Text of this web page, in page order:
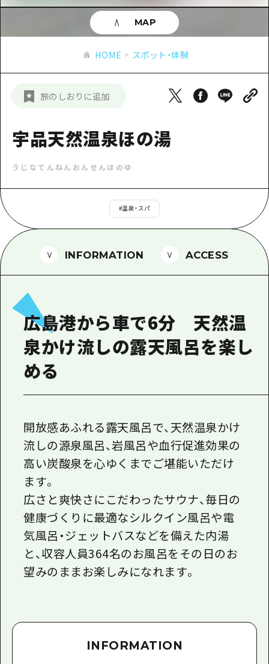
ショッピング
スポーツ
ナイトライフ
定番
安芸
備北
芸北
山口県東部
弾丸
日帰り
2泊3日
備後
備北
芸北
山口県東部
愛媛県
島根県
お役立ち情報
お役立ち情報一覧
アクセス
お得な周遊チケット
HIROSHIMA FREE Wi-Fi
観光案内所
広島県を訪れる外国人旅行者向け情報一
ボランティアガイド
ガイドブック
広島県の魅力を動画でご紹介！
フォトダウンロード
関連リンク
新着情報
事業者・学校関係者の皆さま
HOME スポット・体験
旅のしおりに追加
宇品天然温泉ほの湯
うじなてんねんおんせんほのゆ
#温泉・スパ
MAP
INFORMATION ACCESS
広島港から車で6分 天然温
泉かけ流しの露天風呂を楽し
める
開放感あふれる露天風呂で、天然温泉かけ
流しの源泉風呂、岩風呂や血行促進効果の
高い炭酸泉を心ゆくまでご堪能いただけ
ます。
広さと爽快さにこだわったサウナ、毎日の
健康づくりに最適なシルクイン風呂や電
気風呂・ジェットバスなどを備えた内湯
と、収容人員364名のお風呂をその日のお
望みのままお楽しみになれます。
INFORMATION